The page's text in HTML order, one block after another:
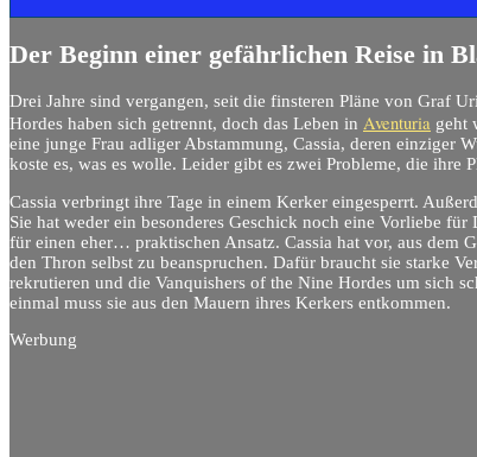
Der Beginn einer gefährlichen Reise in
Drei Jahre sind vergangen, seit die finsteren Pläne von Graf
Hordes haben sich getrennt, doch das Leben in Aventuria geht
eine junge Frau adliger Abstammung, Cassia, deren einziger
koste es, was es wolle. Leider gibt es zwei Probleme, die ihre
Cassia verbringt ihre Tage in einem Kerker eingesperrt.
Sie hat weder ein besonderes Geschick noch eine Vorliebe
für einen eher… praktischen Ansatz. Cassia hat vor, aus dem
den Thron selbst zu beanspruchen. Dafür braucht sie starke
rekrutieren und die Vanquishers of the Nine Hordes um sich
einmal muss sie aus den Mauern ihres Kerkers entkommen.
Werbung